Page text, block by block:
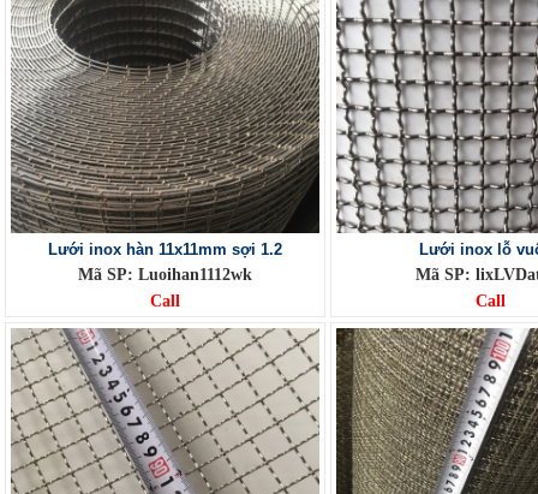
Lưới inox hàn 11x11mm sợi 1.2
Mã SP: Luoihan1112wk
Call
Lưới inox lỗ
Mã SP:
Call